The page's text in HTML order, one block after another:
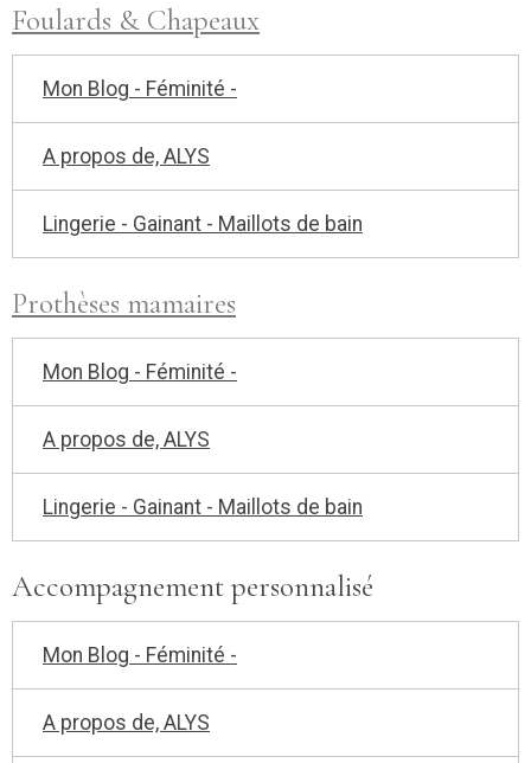
Foulards & Chapeaux
Mon Blog - Féminité -
A propos de, ALYS
Lingerie - Gainant - Maillots de bain
Prothèses mamaires
Mon Blog - Féminité -
A propos de, ALYS
Lingerie - Gainant - Maillots de bain
Accompagnement personnalisé
Mon Blog - Féminité -
A propos de, ALYS